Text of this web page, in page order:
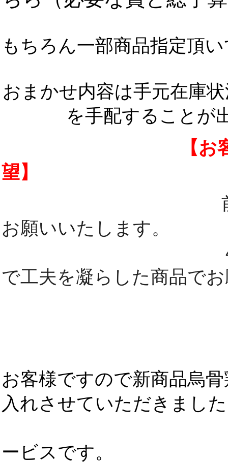
もちろん一部商品指定頂
おまかせ内容は手元在庫
を手配することが
【お客
望】
お願いいたします。
で工夫を凝らした商品で
お客様ですので新商品烏
入れさせていただきまし
ービスです。